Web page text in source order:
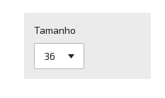
Tamanho